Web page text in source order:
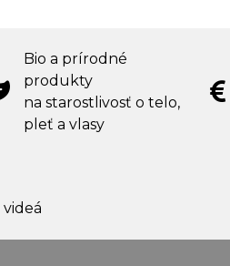
Bio a prírodné
produkty
na starostlivosť o telo,
pleť a vlasy